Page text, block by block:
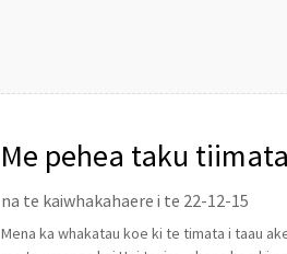
Me pehea taku
na te kaiwhakahaere i te 22-12-15
Mena ka whakatau koe ki te timata i taau